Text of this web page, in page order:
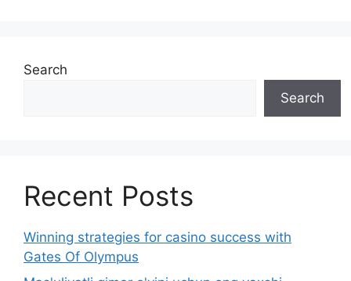
Search
Search
Recent Posts
Winning strategies for casino success with
Gates Of Olympus